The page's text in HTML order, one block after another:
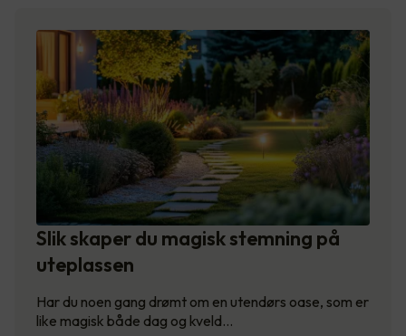
Slik skaper du magisk stemning på
uteplassen
Har du noen gang drømt om en utendørs oase, som er
like magisk både dag og kveld…